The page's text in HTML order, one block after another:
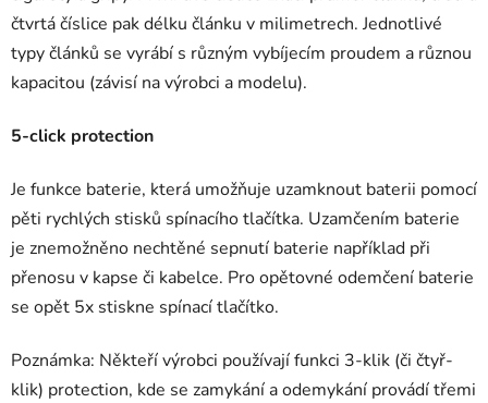
čtvrtá číslice pak délku článku v milimetrech. Jednotlivé
typy článků se vyrábí s různým vybíjecím proudem a různou
kapacitou (závisí na výrobci a modelu).
5-click protection
Je funkce baterie, která umožňuje uzamknout baterii pomocí
pěti rychlých stisků spínacího tlačítka. Uzamčením baterie
je znemožněno nechtěné sepnutí baterie například při
přenosu v kapse či kabelce. Pro opětovné odemčení baterie
se opět 5x stiskne spínací tlačítko.
Poznámka: Někteří výrobci používají funkci 3-klik (či čtyř-
klik) protection, kde se zamykání a odemykání provádí třemi